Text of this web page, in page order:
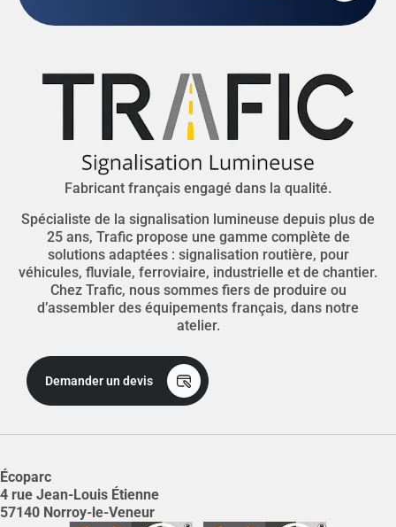
Fabricant français engagé dans la qualité.
Spécialiste de la signalisation lumineuse depuis plus de
25 ans, Trafic propose une gamme complète de
solutions adaptées : signalisation routière, pour
véhicules, fluviale, ferroviaire, industrielle et de chantier.
Chez Trafic, nous sommes fiers de produire ou
d’assembler des équipements français, dans notre
atelier.
Demander un devis
Écoparc
4 rue Jean-Louis Étienne
57140 Norroy-le-Veneur